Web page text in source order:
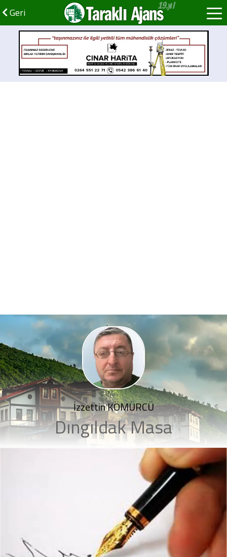
Geri Taraklı Ajans
İzzettin KÖMÜRCÜ
Dıngıldak Masa